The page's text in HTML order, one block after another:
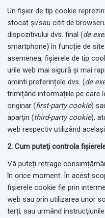
Un fișier de tip cookie
stocat și/sau citit de
dispozitivului dvs. final (de
smartphone) în funcție de
asemenea, fișierele de tip
urile web mai sigură și mai
aminti preferințele dvs. (de
trimițând informațiile pe care
originar (first-party cookie)
aparțin (third-party cookie),
web respectiv utilizând
2. Cum puteţi controla
Vă puteți retrage
în orice moment. În acest
fişierele cookie fie prin
web sau prin utilizarea unor
terți, sau urmând